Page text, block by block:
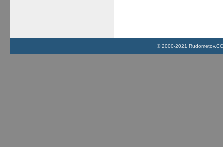
© 2000-2021